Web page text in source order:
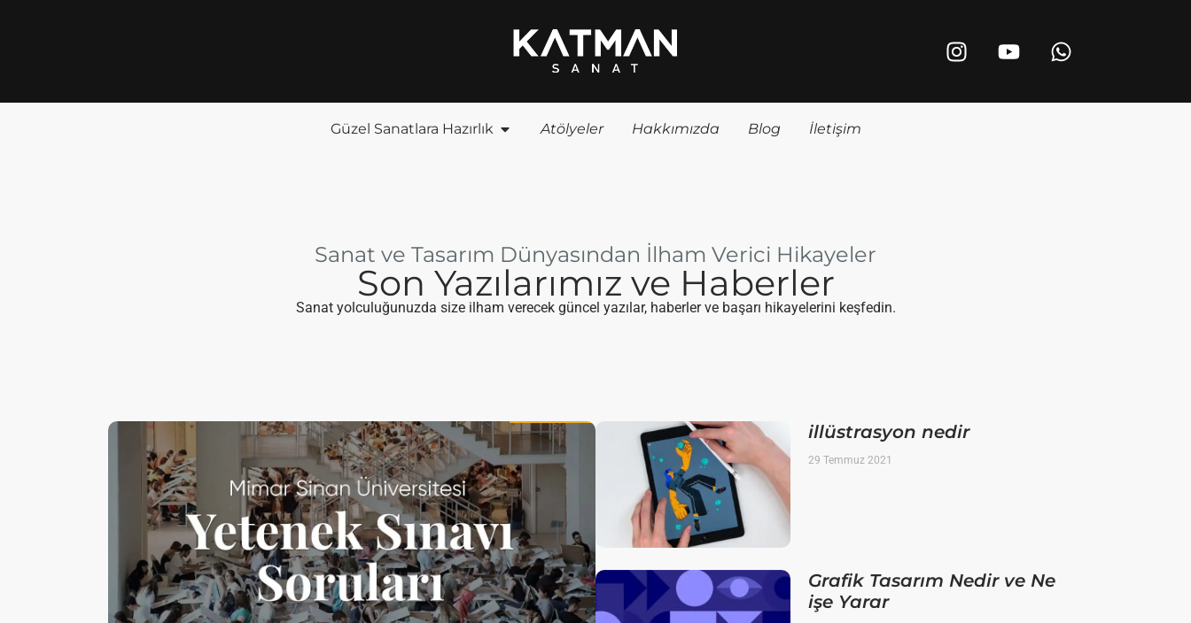
Güzel Sanatlara Hazırlık Atölyeler Hakkımızda Blog İletişim
Sanat ve Tasarım Dünyasından İlham Verici Hikayeler
Son Yazılarımız ve Haberler
Sanat yolculuğunuzda size ilham verecek güncel yazılar, haberler ve başarı hikayelerini keşfedin.
illüstrasyon nedir
29 Temmuz 2021
Grafik Tasarım Nedir ve Ne
işe Yarar